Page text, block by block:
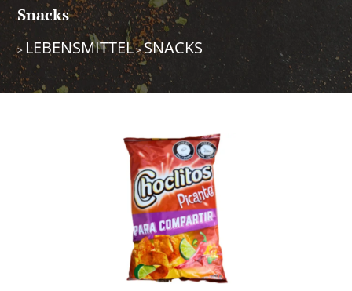
Snacks
> LEBENSMITTEL>SNACKS